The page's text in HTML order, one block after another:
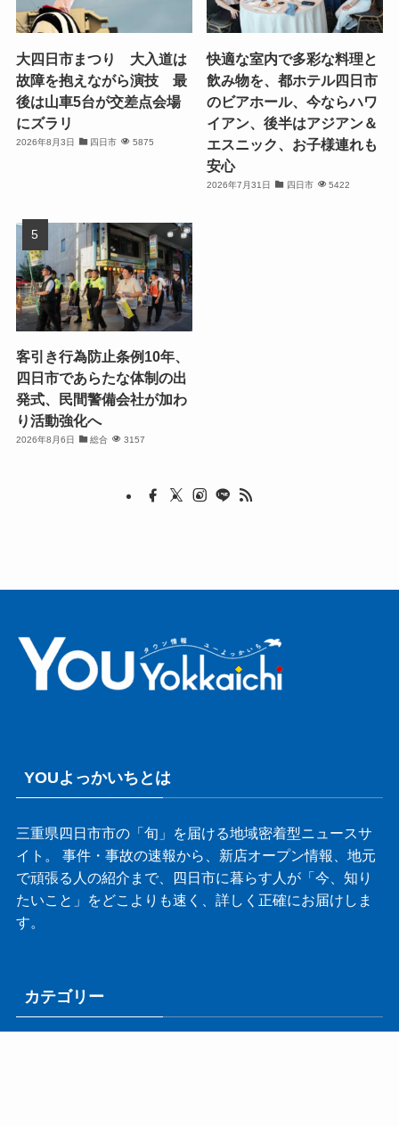
大四日市まつり 大入道は
故障を抱えながら演技 最
後は山車5台が交差点会場
にズラリ
2026年8月3日 四日市 5875
快適な室内で多彩な料理と
飲み物を、都ホテル四日市
のビアホール、今ならハワ
イアン、後半はアジアン＆
エスニック、お子様連れも
安心
2026年7月31日 四日市 5422
客引き行為防止条例10年、
四日市であらたな体制の出
発式、民間警備会社が加わ
り活動強化へ
2026年8月6日 総合 3157
YOUよっかいちとは
三重県四日市市の「旬」を届ける地域密着型ニュースサ
イト。 事件・事故の速報から、新店オープン情報、地元
で頑張る人の紹介まで、四日市に暮らす人が「今、知り
たいこと」をどこよりも速く、詳しく正確にお届けしま
す。
カテゴリー